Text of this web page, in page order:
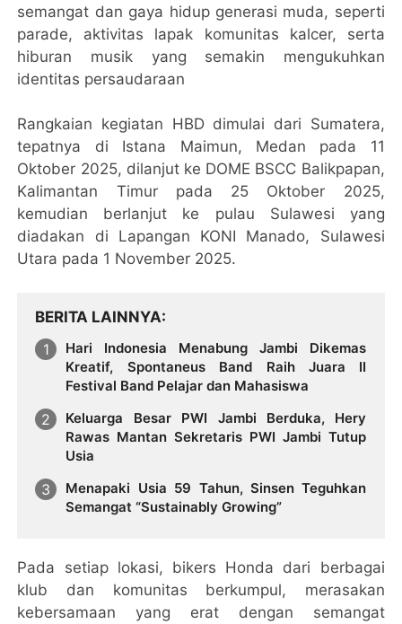
semangat dan gaya hidup generasi muda, seperti
parade, aktivitas lapak komunitas kalcer, serta
hiburan musik yang semakin mengukuhkan
identitas persaudaraan
Rangkaian kegiatan HBD dimulai dari Sumatera,
tepatnya di Istana Maimun, Medan pada 11
Oktober 2025, dilanjut ke DOME BSCC Balikpapan,
Kalimantan Timur pada 25 Oktober 2025,
kemudian berlanjut ke pulau Sulawesi yang
diadakan di Lapangan KONI Manado, Sulawesi
Utara pada 1 November 2025.
BERITA LAINNYA
Hari Indonesia Menabung Jambi Dikemas
Kreatif, Spontaneus Band Raih Juara II
Festival Band Pelajar dan Mahasiswa
Keluarga Besar PWI Jambi Berduka, Hery
Rawas Mantan Sekretaris PWI Jambi Tutup
Usia
Menapaki Usia 59 Tahun, Sinsen Teguhkan
Semangat “Sustainably Growing”
Pada setiap lokasi, bikers Honda dari berbagai
klub dan komunitas berkumpul, merasakan
kebersamaan yang erat dengan semangat